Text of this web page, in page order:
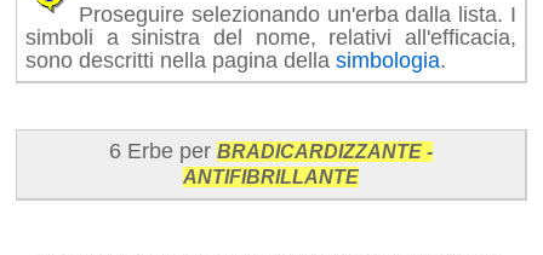
Proseguire selezionando un'erba dalla lista. I
simboli a sinistra del nome, relativi all'efficacia,
sono descritti nella pagina dellasimbologia.
6 Erbe per BRADICARDIZZANTE -
ANTIFIBRILLANTE